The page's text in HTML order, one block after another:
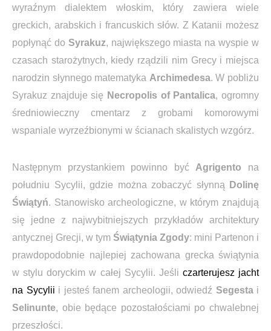
wyraźnym dialektem włoskim, który zawiera wiele
greckich, arabskich i francuskich słów. Z Katanii możesz
popłynąć do Syrakuz, największego miasta na wyspie w
czasach starożytnych, kiedy rządzili nim Grecy i miejsca
narodzin słynnego matematyka Archimedesa. W pobliżu
Syrakuz znajduje się Necropolis of Pantalica, ogromny
średniowieczny cmentarz z grobami komorowymi
wspaniale wyrzeźbionymi w ścianach skalistych wzgórz.
Następnym przystankiem powinno być Agrigento na
południu Sycylii, gdzie można zobaczyć słynną
Dolinę
Świątyń. Stanowisko archeologiczne, w którym znajdują
się jedne z najwybitniejszych przykładów architektury
antycznej Grecji, w tym Świątynia Zgody: mini Partenon i
prawdopodobnie najlepiej zachowana grecka świątynia
w stylu doryckim w całej Sycylii. Jeśli czarterujesz jacht
na Sycylii i jesteś fanem archeologii, odwiedź Segestai
Selinunte, obie będące pozostałościami po chwalebnej
przeszłości.